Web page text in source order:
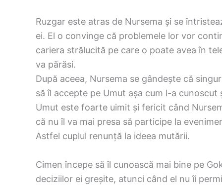
Ruzgar este atras de Nursema și se
ei. El o convinge că problemele lor vor
cariera strălucită pe care o poate avea în
va părăsi.
După aceea, Nursema se gândește că
să îl accepte pe Umut așa cum l-a cunoscut
Umut este foarte uimit și fericit când
că nu îl va mai presa să participe la
Astfel cuplul renunță la ideea mutării.
Cimen începe să îl cunoască mai bine pe
deciziilor ei greșite, atunci când el nu îi